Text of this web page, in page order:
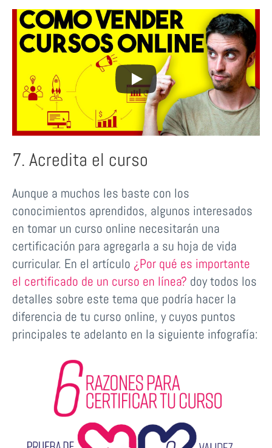
7. Acredita el curso
Aunque a muchos les baste con los
conocimientos aprendidos, algunos interesados
en tomar un curso online necesitarán una
certificación para agregarla a su hoja de vida
curricular. En el artículo ¿Por qué es importante
el certificado de un curso en línea? doy todos los
detalles sobre este tema que podría hacer la
diferencia de tu curso online, y cuyos puntos
principales te adelanto en la siguiente infografía: